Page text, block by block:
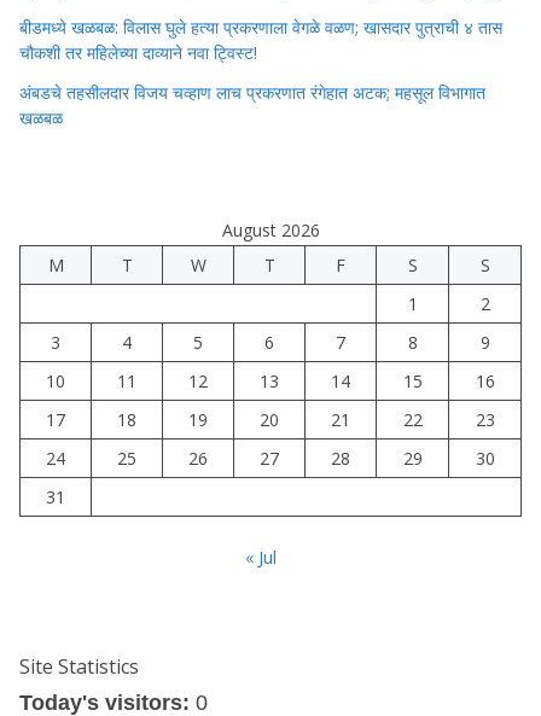
बीडमध्ये खळबळ: विलास घुले हत्या प्रकरणाला वेगळे वळण; खासदार पुत्राची ४ तास
चौकशी तर महिलेच्या दाव्याने नवा ट्विस्ट!
अंबडचे तहसीलदार विजय चव्हाण लाच प्रकरणात रंगेहात अटक; महसूल विभागात
खळबळ
August 2026
M
T W T F S
S
1
2
3
4 5 6 7 8
9
10
11 12 13 14 15
16
17
18 19 20 21 22
23
24
25 26 27 28 29
30
31
« Jul
Site Statistics
Today's visitors: 0